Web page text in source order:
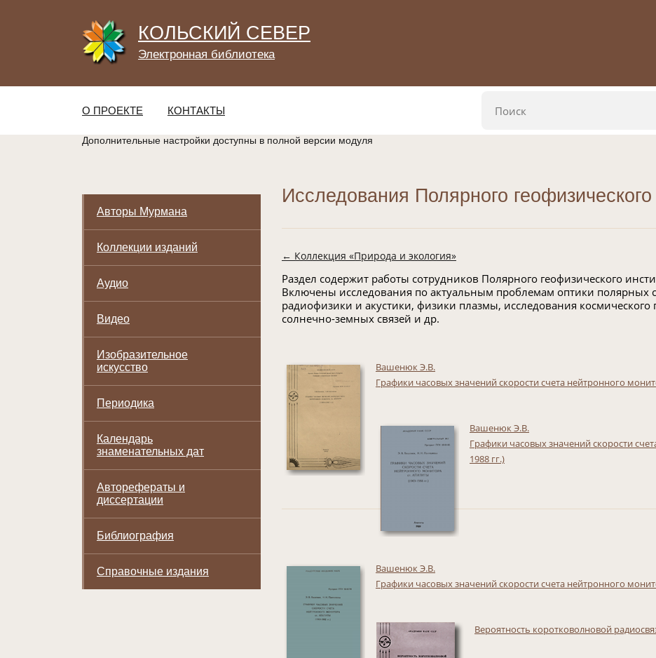
КОЛЬСКИЙ СЕВЕР
Электронная библиотека
О ПРОЕКТЕ КОНТАКТЫ
Дополнительные настройки доступны в полной версии модуля
Авторы Мурмана
Коллекции изданий
Аудио
Видео
Изобразительное
искусство
Периодика
Календарь
знаменательных дат
Авторефераты и
диссертации
Библиография
Справочные издания
Исследования Полярного геофизического
← Коллекция «Природа и экология»
Раздел содержит работы сотрудников Полярного геофизического
Включены исследования по актуальным проблемам оптики
радиофизики и акустики, физики плазмы, исследования космического
солнечно-земных связей и др.
Вашенюк Э.В.
Графики часовых значений скорости счета нейтронного
Вашенюк Э.В.
Графики часовых значений скорости
1988 гг.)
Вашенюк Э.В.
Графики часовых значений скорости счета нейтронного
Вероятность коротковолновой